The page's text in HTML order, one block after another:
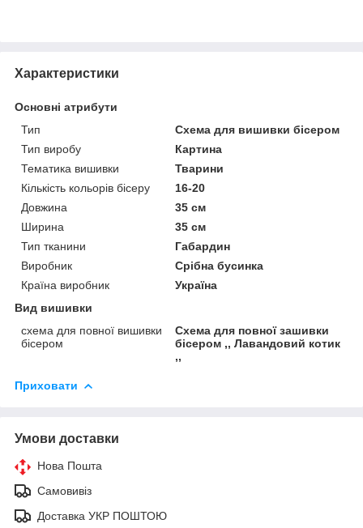
Характеристики
Основні атрибути
Тип
Схема для вишивки бісером
Тип виробу
Картина
Тематика вишивки
Тварини
Кількість кольорів бісеру
16-20
Довжина
35 см
Ширина
35 см
Тип тканини
Габардин
Виробник
Срібна бусинка
Країна виробник
Україна
Вид вишивки
схема для повної вишивки
бісером
Схема для повної зашивки
бісером ,, Лавандовий котик
,,
Приховати
Умови доставки
Нова Пошта
Самовивіз
Доставка УКР ПОШТОЮ